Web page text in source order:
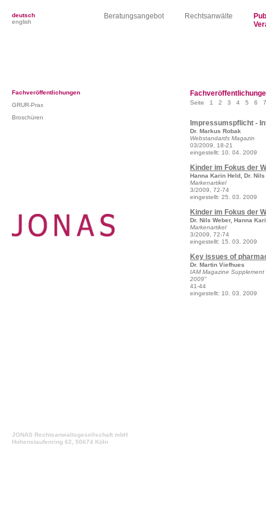
deutsch
english
Beratungsangebot Rechtsanwälte
Fachveröffentlichungen
GRUR-Prax
Broschüren
Seite 1 2 3 4 5 6 7
Impressumspflicht -
Dr. Markus Robak
Webstandards Magazin
03/2009, 18-21
eingestellt: 10. 04. 2009
Kinder im Fokus der
Hanna Karin Held, Dr. Nils
Markenartikel
3/2009, 72-74
eingestellt: 25. 03. 2009
Kinder im Fokus der
Dr. Nils Weber, Hanna
Markenartikel
3/2009, 72-74
eingestellt: 15. 03. 2009
Key issues of
Dr. Martin Viefhues
IAM Magazine
2009"
41-44
eingestellt: 10. 03. 2009
JONAS Rechtsanwaltsgesellschaft mbH
Hohenstaufenring 62, 50674 Köln